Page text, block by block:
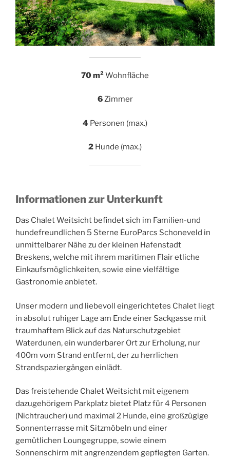
70 m² Wohnfläche
6Zimmer
4 Personen (max.)
2 Hunde (max.)
Informationen zur Unterkunft
Das Chalet Weitsicht befindet sich im Familien-und
hundefreundlichen 5 Sterne EuroParcs Schoneveld in
unmittelbarer Nähe zu der kleinen Hafenstadt
Breskens, welche mit ihrem maritimen Flair etliche
Einkaufsmöglichkeiten, sowie eine vielfältige
Gastronomie anbietet.
Unser modern und liebevoll eingerichtetes Chalet liegt
in absolut ruhiger Lage am Ende einer Sackgasse mit
traumhaftem Blick auf das Naturschutzgebiet
Waterdunen, ein wunderbarer Ort zur Erholung, nur
400m vom Strand entfernt, der zu herrlichen
Strandspaziergängen einlädt.
Das freistehende Chalet Weitsicht mit eigenem
dazugehörigem Parkplatz bietet Platz für 4 Personen
(Nichtraucher) und maximal 2 Hunde, eine großzügige
Sonnenterrasse mit Sitzmöbeln und einer
gemütlichen Loungegruppe, sowie einem
Sonnenschirm mit angrenzendem gepflegten Garten.